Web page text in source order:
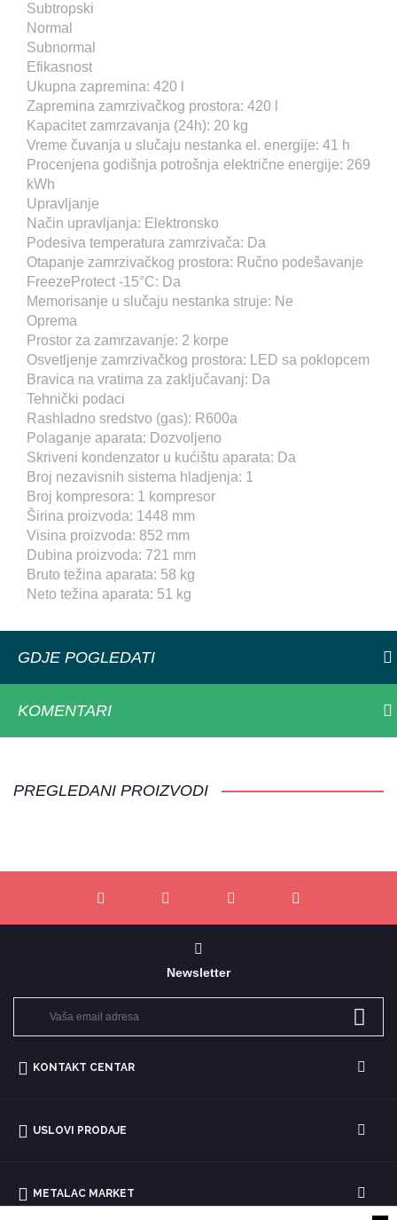
Subtropski
Normal
Subnormal
Efikasnost
Ukupna zapremina: 420 l
Zapremina zamrzivačkog prostora: 420 l
Kapacitet zamrzavanja (24h): 20 kg
Vreme čuvanja u slučaju nestanka el. energije: 41 h
Procenjena godišnja potrošnja električne energije: 269
kWh
Upravljanje
Način upravljanja: Elektronsko
Podesiva temperatura zamrzivača: Da
Otapanje zamrzivačkog prostora: Ručno podešavanje
FreezeProtect -15°C: Da
Memorisanje u slučaju nestanka struje: Ne
Oprema
Prostor za zamrzavanje: 2 korpe
Osvetljenje zamrzivačkog prostora: LED sa poklopcem
Bravica na vratima za zaključavanj: Da
Tehnički podaci
Rashladno sredstvo (gas): R600a
Polaganje aparata: Dozvoljeno
Skriveni kondenzator u kućištu aparata: Da
Broj nezavisnih sistema hladjenja: 1
Broj kompresora: 1 kompresor
Širina proizvoda: 1448 mm
Visina proizvoda: 852 mm
Dubina proizvoda: 721 mm
Bruto težina aparata: 58 kg
Neto težina aparata: 51 kg
GDJE POGLEDATI
KOMENTARI
PREGLEDANI PROIZVODI
Newsletter
KONTAKT CENTAR
USLOVI PRODAJE
METALAC MARKET